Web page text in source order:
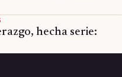
hecha serie: